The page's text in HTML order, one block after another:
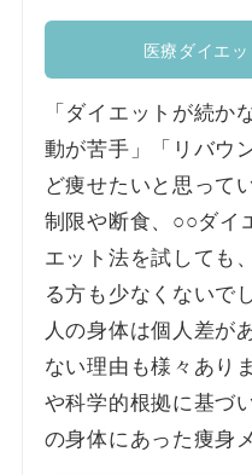
医療ダイエ
「ダイエットが続か
動が苦手」「リバウ
ど痩せたいと思って
制限や断食、○○ダイ
エット法を試しても
る方も少なくないで
人の身体は個人差が
ない理由も様々あり
や科学的根拠に基づ
の身体にあった痩身